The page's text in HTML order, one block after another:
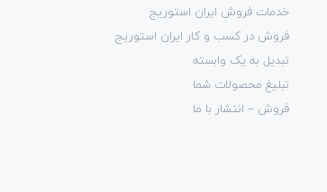
خدمات فروش ایران استوریج
فروش در کسب و کار ایران استوریج
تبدیل به یک وابسته
تبلیغ محصولات شما
فروش – انتشار با ما